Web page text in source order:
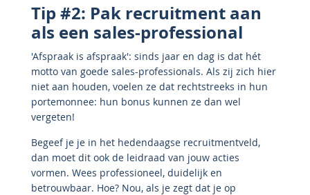
Tip #2: Pak recruitment aan
als een sales-professional
'Afspraak is afspraak': sinds jaar en dag is dat hét
motto van goede sales-professionals. Als zij zich hier
niet aan houden, voelen ze dat rechtstreeks in hun
portemonnee: hun bonus kunnen ze dan wel
vergeten!
Begeef je je in het hedendaagse recruitmentveld,
dan moet dit ook de leidraad van jouw acties
vormen. Wees professioneel, duidelijk en
betrouwbaar. Hoe? Nou, als je zegt dat je op